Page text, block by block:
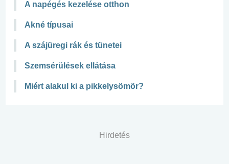
A napégés kezelése otthon
Akné típusai
A szájüregi rák és tünetei
Szemsérülések ellátása
Miért alakul ki a pikkelysömör?
Hirdetés